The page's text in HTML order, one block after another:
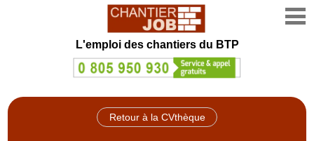
L'emploi des chantiers du BTP
Retour à la CVthèque